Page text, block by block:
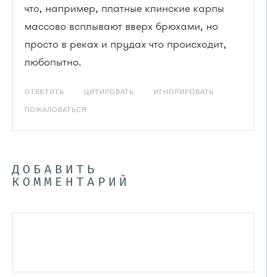
что, например, платные клинские карпы
массово всплывают вверх брюхами, но
просто в реках и прудах что происходит,
любопытно.
ОТВЕТИТЬ ЦИТИРОВАТЬ ИГНОРИРОВАТЬ
ПОЖАЛОВАТЬСЯ
ДОБАВИТЬ
КОММЕНТАРИЙ